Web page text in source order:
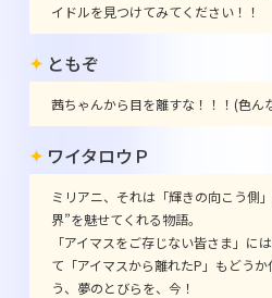
イドルを見つけてみてください！！
ともぞ
茜ちゃんから目を離すな！！！(色ん
ワイタロウＰ
ミリアニ、それは「輝きの向こう側
界”を魅せてくれる物語。
「アイマスをご存じない皆さま」に
て「アイマスから離れたP」もどう
う、夢のとびらを、今！